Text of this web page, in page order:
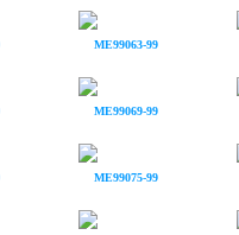
ME99063-99
ME99069-99
ME99075-99